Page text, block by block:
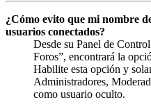
¿Cómo evito que mi nombre
usuarios conectados?
Desde su Panel de
Foros”, encontrará la
Habilite esta opción y
Administradores,
como usuario oculto.